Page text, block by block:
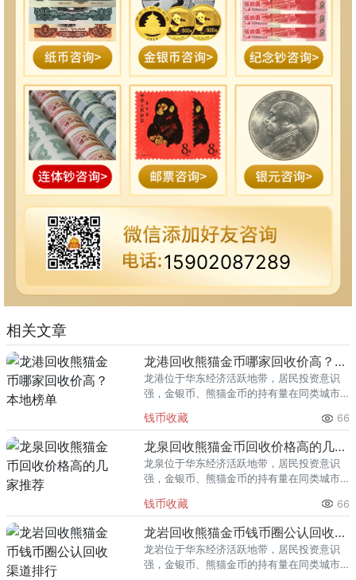
15902087289
相关文章
龙港回收熊猫金币哪家回收价高？本地榜单
龙港位于华东经济活跃地带，居民投资意识
强，金银币、熊猫金币的持有量在同类城市
熊猫金币的需求就明显升温，但鱼龙混杂的
回收渠道里，能精准识别版别溢
钱币收藏 66
龙泉回收熊猫金币回收价格高的几家推荐
龙泉位于华东经济活跃地带，居民投资意识
强，金银币、熊猫金币的持有量在同类城市
熊猫金币的需求就明显升温，但鱼龙混杂的
回收渠道里，能精准识别版别溢
钱币收藏 66
龙岩回收熊猫金币钱币圈公认回收渠道排行
龙岩位于华东经济活跃地带，居民投资意识
强，金银币、熊猫金币的持有量在同类城市